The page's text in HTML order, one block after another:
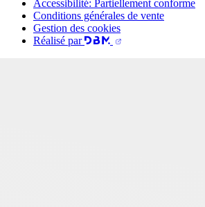
Accessibilité: Partiellement conforme
Conditions générales de vente
Gestion des cookies
Réalisé par